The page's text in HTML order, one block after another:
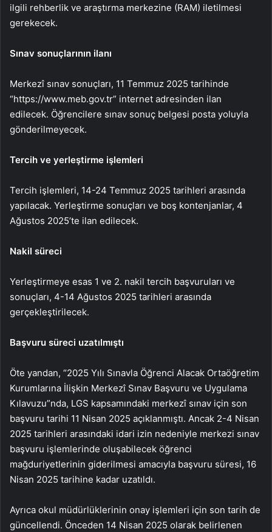
ilgili rehberlik ve araştırma merkezine (RAM) iletilmesi
gerekecek.
Sınav sonuçlarının ilanı
Merkezî sınav sonuçları, 11 Temmuz 2025 tarihinde
“https://www.meb.gov.tr” internet adresinden ilan
edilecek. Öğrencilere sınav sonuç belgesi posta yoluyla
gönderilmeyecek.
Tercih ve yerleştirme işlemleri
Tercih işlemleri, 14-24 Temmuz 2025 tarihleri arasında
yapılacak. Yerleştirme sonuçları ve boş kontenjanlar, 4
Ağustos 2025’te ilan edilecek.
Nakil süreci
Yerleştirmeye esas 1 ve 2. nakil tercih başvuruları ve
sonuçları, 4-14 Ağustos 2025 tarihleri arasında
gerçekleştirilecek.
Başvuru süreci uzatılmıştı
Öte yandan, “2025 Yılı Sınavla Öğrenci Alacak Ortaöğretim
Kurumlarına İlişkin Merkezî Sınav Başvuru ve Uygulama
Kılavuzu”nda, LGS kapsamındaki merkezî sınav için son
başvuru tarihi 11 Nisan 2025 açıklanmıştı. Ancak 2-4 Nisan
2025 tarihleri arasındaki idari izin nedeniyle merkezi sınav
başvuru işlemlerinde oluşabilecek öğrenci
mağduriyetlerinin giderilmesi amacıyla başvuru süresi, 16
Nisan 2025 tarihine kadar uzatıldı.
Ayrıca okul müdürlüklerinin onay işlemleri için son tarih de
güncellendi. Önceden 14 Nisan 2025 olarak belirlenen